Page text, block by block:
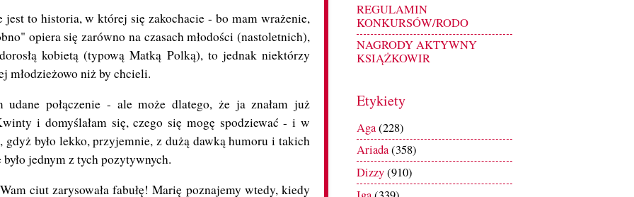
to historia, w której się zakochacie - bo mam wrażenie,
opiera się zarówno na czasach młodości (nastoletnich),
kobietą (typową Matką Polką), to jednak niektórzy
młodzieżowo niż by chcieli.
połączenie - ale może dlatego, że ja znałam już
i domyślałam się, czego się mogę spodziewać - i w
było lekko, przyjemnie, z dużą dawką humoru i takich
jednym z tych pozytywnych.
ciut zarysowała fabułę! Marię poznajemy wtedy, kiedy
REGULAMIN
KONKURSÓW/RODO
NAGRODY AKTYWNY
KSIĄŻKOWIR
Etykiety
Aga(228)
Ariada(358)
Dizzy(910)